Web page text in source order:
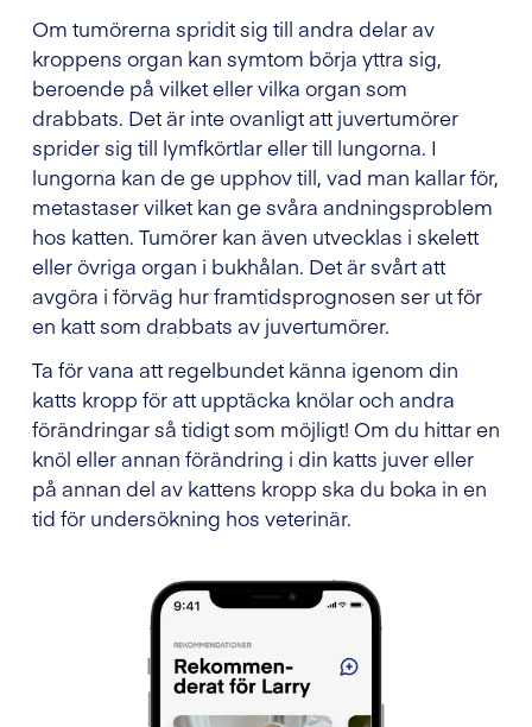
Om tumörerna spridit sig till andra delar av
kroppens organ kan symtom börja yttra sig,
beroende på vilket eller vilka organ som
drabbats. Det är inte ovanligt att juvertumörer
sprider sig till lymfkörtlar eller till lungorna. I
lungorna kan de ge upphov till, vad man kallar för,
metastaser vilket kan ge svåra andningsproblem
hos katten. Tumörer kan även utvecklas i skelett
eller övriga organ i bukhålan. Det är svårt att
avgöra i förväg hur framtidsprognosen ser ut för
en katt som drabbats av juvertumörer.
Ta för vana att regelbundet känna igenom din
katts kropp för att upptäcka knölar och andra
förändringar så tidigt som möjligt! Om du hittar en
knöl eller annan förändring i din katts juver eller
på annan del av kattens kropp ska du boka in en
tid för undersökning hos veterinär.